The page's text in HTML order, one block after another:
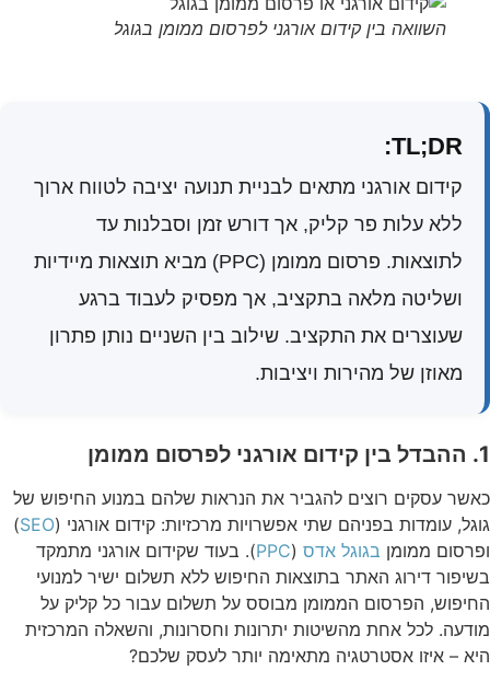
השוואה בין קידום אורגני לפרסום ממומן בגוגל
TL;DR:
קידום אורגני מתאים לבניית תנועה יציבה לטווח ארוך
ללא עלות פר קליק, אך דורש זמן וסבלנות עד
לתוצאות. פרסום ממומן (PPC) מביא תוצאות מיידיות
ושליטה מלאה בתקציב, אך מפסיק לעבוד ברגע
שעוצרים את התקציב. שילוב בין השניים נותן פתרון
מאוזן של מהירות ויציבות.
1. ההבדל בין קידום אורגני לפרסום ממומן
כאשר עסקים רוצים להגביר את הנראות שלהם במנוע החיפוש של
גוגל, עומדות בפניהם שתי אפשרויות מרכזיות: קידום אורגני (SEO
)
ופרסום ממומן בגוגל אדס (
PPC). בעוד שקידום אורגני מתמקד
בשיפור דירוג האתר בתוצאות החיפוש ללא תשלום ישיר למנועי
החיפוש, הפרסום הממומן מבוסס על תשלום עבור כל קליק על
מודעה. לכל אחת מהשיטות יתרונות וחסרונות, והשאלה המרכזית
היא – איזו אסטרטגיה מתאימה יותר לעסק שלכם?